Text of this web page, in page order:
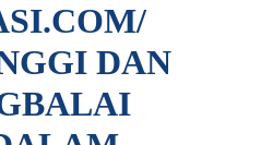
DAN